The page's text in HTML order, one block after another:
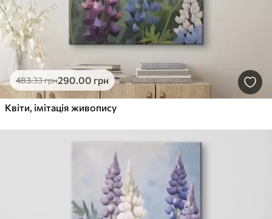
483.33грн290.00 грн
Квіти, імітація живопису